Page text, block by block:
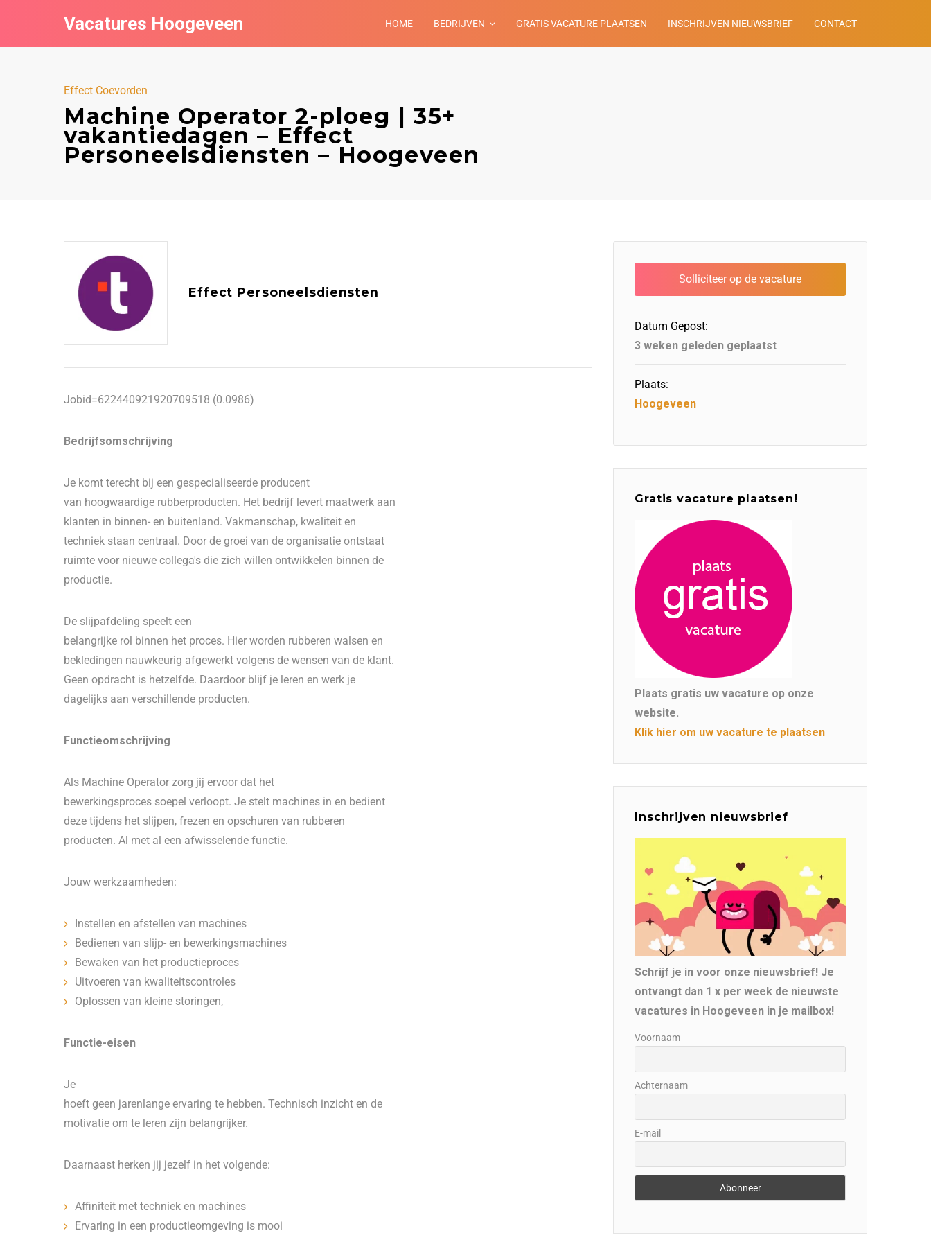
Vacatures Hoogeveen HOME BEDRIJVEN GRATIS VACATURE PLAATSEN INSCHRIJVEN NIEUWSBRIEF CONTACT
Effect Coevorden
Machine Operator 2-ploeg | 35+
vakantiedagen – Effect
Personeelsdiensten – Hoogeveen
Effect Personeelsdiensten
Jobid=622440921920709518 (0.0986)
Bedrijfsomschrijving
Je komt terecht bij een gespecialiseerde producent
van hoogwaardige rubberproducten. Het bedrijf levert maatwerk aan
klanten in binnen- en buitenland. Vakmanschap, kwaliteit en
techniek staan centraal. Door de groei van de organisatie ontstaat
ruimte voor nieuwe collega's die zich willen ontwikkelen binnen de
productie.
De slijpafdeling speelt een
belangrijke rol binnen het proces. Hier worden rubberen walsen en
bekledingen nauwkeurig afgewerkt volgens de wensen van de klant.
Geen opdracht is hetzelfde. Daardoor blijf je leren en werk je
dagelijks aan verschillende producten.
Functieomschrijving
Als Machine Operator zorg jij ervoor dat het
bewerkingsproces soepel verloopt. Je stelt machines in en bedient
deze tijdens het slijpen, frezen en opschuren van rubberen
producten. Al met al een afwisselende functie.
Jouw werkzaamheden:
Instellen en afstellen van machines
Bedienen van slijp- en bewerkingsmachines
Bewaken van het productieproces
Uitvoeren van kwaliteitscontroles
Oplossen van kleine storingen,
Functie-eisen
Je
hoeft geen jarenlange ervaring te hebben. Technisch inzicht en de
motivatie om te leren zijn belangrijker.
Daarnaast herken jij jezelf in het volgende:
Affiniteit met techniek en machines
Ervaring in een productieomgeving is mooi
Datum Gepost:
3 weken geleden geplaatst
Plaats:
Hoogeveen
Gratis vacature plaatsen!
Plaats gratis uw vacature op onze
website.
Klik hier om uw vacature te plaatsen
Inschrijven nieuwsbrief
Schrijf je in voor onze nieuwsbrief! Je
ontvangt dan 1 x per week de nieuwste
vacatures in Hoogeveen in je mailbox!
Voornaam
Achternaam
E-mail